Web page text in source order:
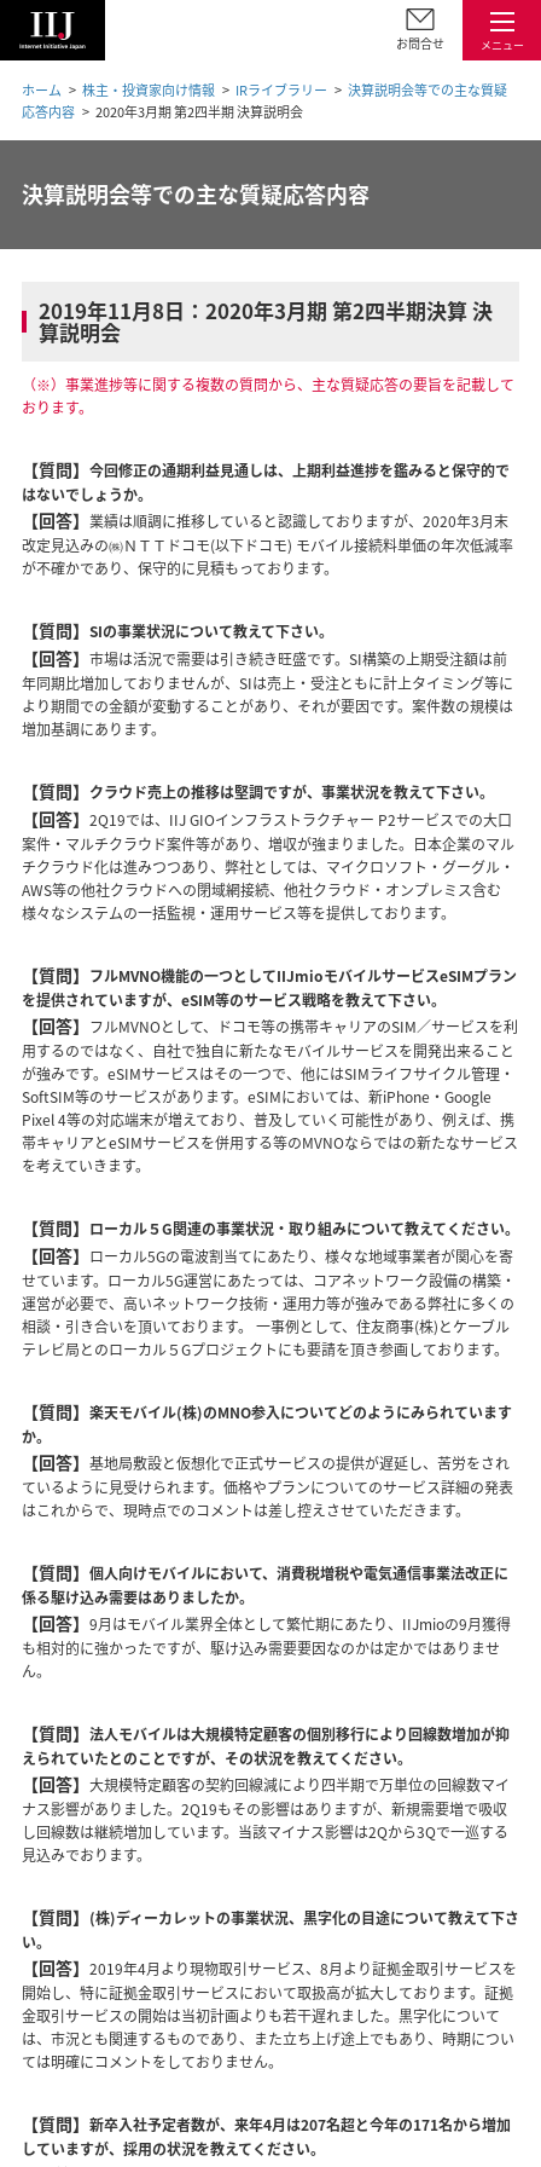
メニュー
お問合せ
ホーム 株主・投資家向け情報 IRライブラリー
決算説明会等での主な質疑
応答内容
2020年3月期 第2四半期 決算説明会
決算説明会等での主な質疑応答内容
2019年11月8日：2020年3月期 第2四半期決算 決
算説明会
（※）事業進捗等に関する複数の質問から、主な質疑応答の要旨を記載して
おります。
【質問】 今回修正の通期利益見通しは、上期利益進捗を鑑みると保守的で
はないでしょうか。
【回答】 業績は順調に推移していると認識しておりますが、2020年3月末
改定見込みの㈱ＮＴＴドコモ(以下ドコモ) モバイル接続料単価の年次低減率
が不確かであり、保守的に見積もっております。
【質問】 SIの事業状況について教えて下さい。
【回答】 市場は活況で需要は引き続き旺盛です。SI構築の上期受注額は前
年同期比増加しておりませんが、SIは売上・受注ともに計上タイミング等に
より期間での金額が変動することがあり、それが要因です。案件数の規模は
増加基調にあります。
【質問】 クラウド売上の推移は堅調ですが、事業状況を教えて下さい。
【回答】 2Q19では、IIJ GIOインフラストラクチャー P2サービスでの大口
案件・マルチクラウド案件等があり、増収が強まりました。日本企業のマル
チクラウド化は進みつつあり、弊社としては、マイクロソフト・グーグル・
AWS等の他社クラウドへの閉域網接続、他社クラウド・オンプレミス含む
様々なシステムの一括監視・運用サービス等を提供しております。
【質問】 フルMVNO機能の一つとしてIIJmioモバイルサービスeSIMプラン
を提供されていますが、eSIM等のサービス戦略を教えて下さい。
【回答】 フルMVNOとして、ドコモ等の携帯キャリアのSIM／サービスを利
用するのではなく、自社で独自に新たなモバイルサービスを開発出来ること
が強みです。eSIMサービスはその一つで、他にはSIMライフサイクル管理・
SoftSIM等のサービスがあります。eSIMにおいては、新iPhone・Google
Pixel 4等の対応端末が増えており、普及していく可能性があり、例えば、携
帯キャリアとeSIMサービスを併用する等のMVNOならではの新たなサービス
を考えていきます。
【質問】 ローカル５G関連の事業状況・取り組みについて教えてください。
【回答】 ローカル5Gの電波割当てにあたり、様々な地域事業者が関心を寄
せています。ローカル5G運営にあたっては、コアネットワーク設備の構築・
運営が必要で、高いネットワーク技術・運用力等が強みである弊社に多くの
相談・引き合いを頂いております。 一事例として、住友商事(株)とケーブル
テレビ局とのローカル５Gプロジェクトにも要請を頂き参画しております。
【質問】 楽天モバイル(株)のMNO参入についてどのようにみられています
か。
【回答】 基地局敷設と仮想化で正式サービスの提供が遅延し、苦労をされ
ているように見受けられます。価格やプランについてのサービス詳細の発表
はこれからで、現時点でのコメントは差し控えさせていただきます。
【質問】 個人向けモバイルにおいて、消費税増税や電気通信事業法改正に
係る駆け込み需要はありましたか。
【回答】 9月はモバイル業界全体として繁忙期にあたり、IIJmioの9月獲得
も相対的に強かったですが、駆け込み需要要因なのかは定かではありませ
ん。
【質問】 法人モバイルは大規模特定顧客の個別移行により回線数増加が抑
えられていたとのことですが、その状況を教えてください。
【回答】 大規模特定顧客の契約回線減により四半期で万単位の回線数マイ
ナス影響がありました。2Q19もその影響はありますが、新規需要増で吸収
し回線数は継続増加しています。当該マイナス影響は2Qから3Qで一巡する
見込みでおります。
【質問】 (株)ディーカレットの事業状況、黒字化の目途について教えて下さ
い。
【回答】 2019年4月より現物取引サービス、8月より証拠金取引サービスを
開始し、特に証拠金取引サービスにおいて取扱高が拡大しております。証拠
金取引サービスの開始は当初計画よりも若干遅れました。黒字化について
は、市況とも関連するものであり、また立ち上げ途上でもあり、時期につい
ては明確にコメントをしておりません。
【質問】 新卒入社予定者数が、来年4月は207名超と今年の171名から増加
していますが、採用の状況を教えてください。